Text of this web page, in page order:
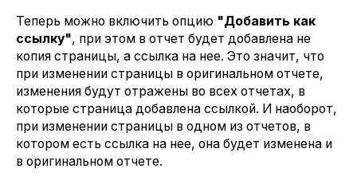
Теперь можно включить опцию "Добавить как
ссылку", при этом в отчет будет добавлена не
копия страницы, а ссылка на нее. Это значит, что
при изменении страницы в оригинальном отчете,
изменения будут отражены во всех отчетах, в
которые страница добавлена ссылкой. И наоборот,
при изменении страницы в одном из отчетов, в
котором есть ссылка на нее, она будет изменена и
в оригинальном отчете.